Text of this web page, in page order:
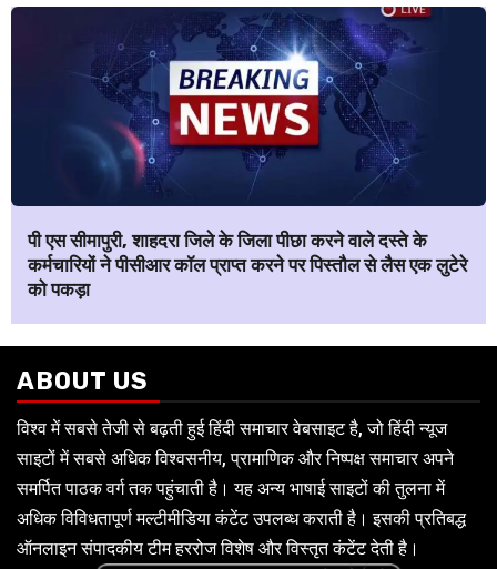
पी एस सीमापुरी, शाहदरा जिले के जिला पीछा करने वाले दस्ते के
कर्मचारियों ने पीसीआर कॉल प्राप्त करने पर पिस्तौल से लैस एक लुटेरे
को पकड़ा
ABOUT US
विश्व में सबसे तेजी से बढ़ती हुई हिंदी समाचार वेबसाइट है, जो हिंदी न्यूज
साइटों में सबसे अधिक विश्वसनीय, प्रामाणिक और निष्पक्ष समाचार अपने
समर्पित पाठक वर्ग तक पहुंचाती है। यह अन्य भाषाई साइटों की तुलना में
अधिक विविधतापूर्ण मल्टीमीडिया कंटेंट उपलब्ध कराती है। इसकी प्रतिबद्ध
ऑनलाइन संपादकीय टीम हररोज विशेष और विस्तृत कंटेंट देती है।